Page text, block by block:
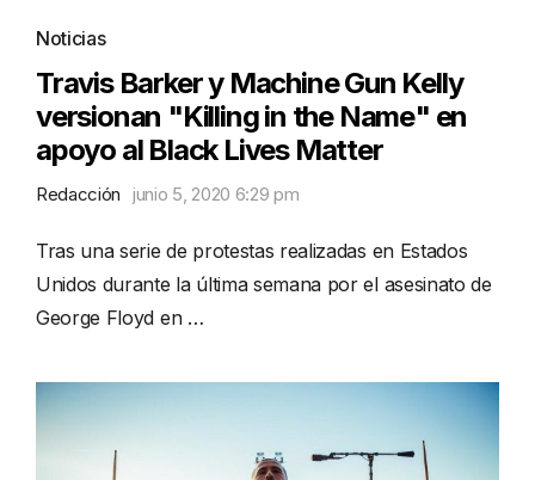
Noticias
Travis Barker y Machine Gun Kelly
versionan "Killing in the Name" en
apoyo al Black Lives Matter
Redacción junio 5, 2020 6:29 pm
Tras una serie de protestas realizadas en Estados
Unidos durante la última semana por el asesinato de
George Floyd en …